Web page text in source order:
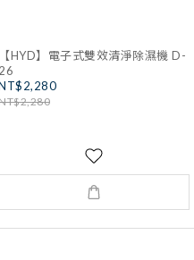
【HYD】電子式雙效清淨除濕機 D-
26